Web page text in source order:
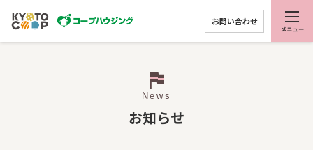
お問い合わせ
News
お知らせ